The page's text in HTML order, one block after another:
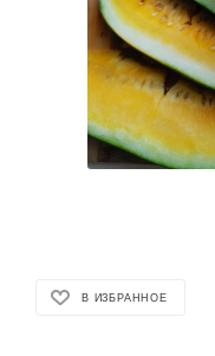
В ИЗБРАННОЕ